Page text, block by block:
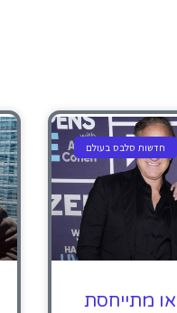
חדשות סלבס בעולם
מתייחסת